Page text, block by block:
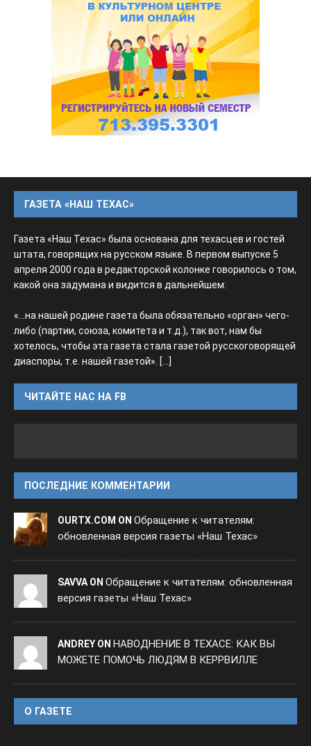
ГАЗЕТА «НАШ ТЕХАС»
Газета «Наш Техас» была основана для техасцев и гостей
штата, говорящих на русском языке. В первом выпуске 5
апреля 2000 года в редакторской колонке говорилось о том,
какой она задумана и видится в дальнейшем:
«...на нашей родине газета была обязательно «орган» чего-
либо (партии, союза, комитета и т.д.), так вот, нам бы
хотелось, чтобы эта газета стала газетой русскоговорящей
диаспоры, т.е. нашей газетой». [...]
ЧИТАЙТЕ НАС НА FB
ПОСЛЕДНИЕ КОММЕНТАРИИ
OURTX.COM ON Обращение к читателям:
обновленная версия газеты «Наш Техас»
SAVVA ON Обращение к читателям: обновленная
версия газеты «Наш Техас»
ANDREY ON НАВОДНЕНИЕ В ТЕХАСЕ: КАК ВЫ
МОЖЕТЕ ПОМОЧЬ ЛЮДЯМ В КЕРРВИЛЛЕ
O ГАЗЕТЕ